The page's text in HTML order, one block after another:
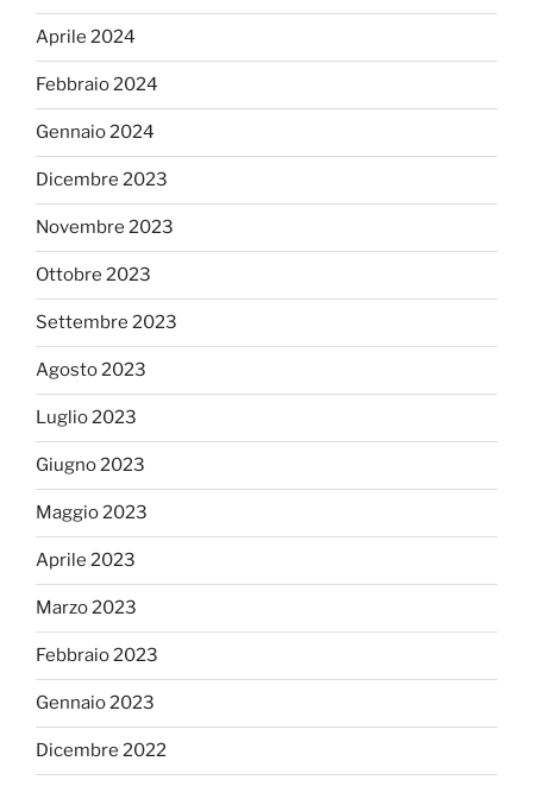
Aprile 2024
Febbraio 2024
Gennaio 2024
Dicembre 2023
Novembre 2023
Ottobre 2023
Settembre 2023
Agosto 2023
Luglio 2023
Giugno 2023
Maggio 2023
Aprile 2023
Marzo 2023
Febbraio 2023
Gennaio 2023
Dicembre 2022